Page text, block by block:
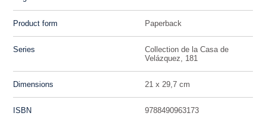
Product form Paperback
Series
Collection de la Casa de
Velázquez, 181
Dimensions 21 x 29,7 cm
ISBN 9788490963173